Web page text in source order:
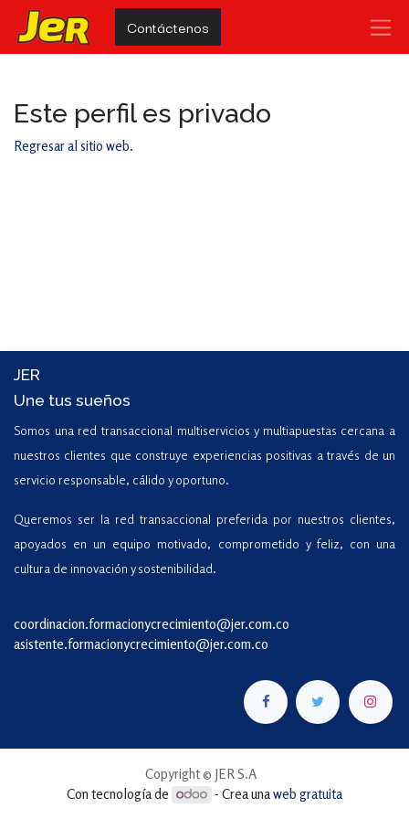
Contáctenos
Este perfil es privado
Regresar al sitio web.
JER
Une tus sueños
Somos una red transaccional multiservicios y multiapuestas cercana a
nuestros clientes que construye experiencias positivas a través de un
servicio responsable, cálido y oportuno.
Queremos ser la red transaccional preferida por nuestros clientes,
apoyados en un equipo motivado, comprometido y feliz, con una
cultura de innovación y sostenibilidad.
coordinacion.formacionycrecimiento@jer.com.co
asistente.formacionycrecimiento@jer.com.co
Copyright © JER S.A
Con tecnología de
- Crea unaweb gratuita